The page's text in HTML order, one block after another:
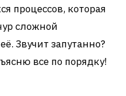
процессов, которая
сложной
Звучит запутанно?
все по порядку!